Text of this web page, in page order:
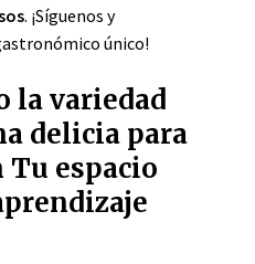
. ¡Síguenos y
único!
la variedad
delicia para
Tu espacio